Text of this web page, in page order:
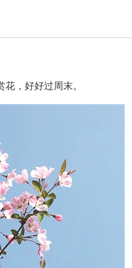
，好好过周末。